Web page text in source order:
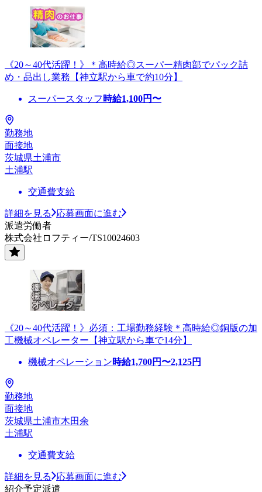
《20～40代活躍！》＊高時給◎スーパー精肉部でパック詰
め・品出し業務【神立駅から車で約10分】
スーパースタッフ 時給1,100円〜
勤務地
面接地
茨城県土浦市
土浦駅
交通費支給
詳細を見る
応募画面に進む
派遣労働者
株式会社ロフティー/TS10024603
《20～40代活躍！》必須：工場勤務経験＊高時給◎銅版の加
工機械オペレーター【神立駅から車で14分】
機械オペレーション時給1,700円〜2,125円
勤務地
面接地
茨城県土浦市木田余
土浦駅
交通費支給
詳細を見る
応募画面に進む
紹介予定派遣